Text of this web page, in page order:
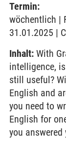
Termin:
wöchentlich |
31.01.2025 |
Inhalt: With
intelligence,
still useful?
English and
you need to
English for
you